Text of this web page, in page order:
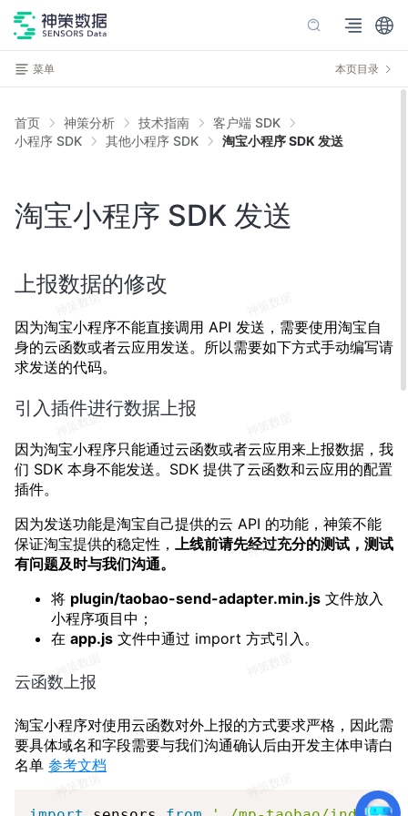
菜单 本页目录
首页 神策分析 技术指南
客户端 SDK
小程序 SDK
其他小程序 SDK 淘宝小程序 SDK 发送
淘宝小程序 SDK 发送
上报数据的修改
因为淘宝小程序不能直接调用 API 发送，需要使用淘宝自
身的云函数或者云应用发送。所以需要如下方式手动编写请
求发送的代码。
引入插件进行数据上报
因为淘宝小程序只能通过云函数或者云应用来上报数据，我
们 SDK 本身不能发送。SDK 提供了云函数和云应用的配置
插件。
因为发送功能是淘宝自己提供的云 API 的功能，神策不能
保证淘宝提供的稳定性， 上线前请先经过充分的测试，测试
有问题及时与我们沟通。
将 plugin/taobao-send-adapter.min.js 文件放入
小程序项目中；
在 app.js 文件中通过 import 方式引入。
云函数上报
淘宝小程序对使用云函数对外上报的方式要求严格，因此需
要具体域名和字段需要与我们沟通确认后由开发主体申请白
名单 参考文档
Copy